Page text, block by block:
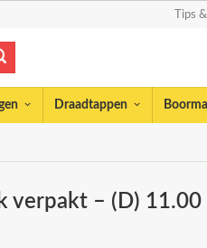
Tips
Draadtappen
verpakt – (D) 11.00